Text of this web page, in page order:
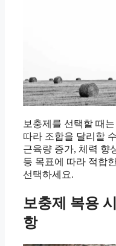
보충제를 선택할 때
따라 조합을 달리할
근육량 증가, 체력 향
등 목표에 따라 적합
선택하세요.
보충제 복용
항